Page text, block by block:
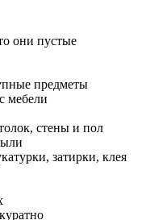
они пустые
предметы
мебели
стены и пол
затирки, клея